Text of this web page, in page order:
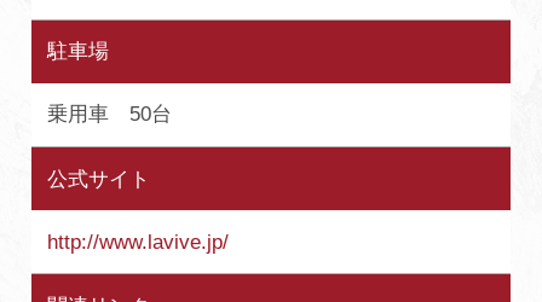
駐車場
乗用車 50台
公式サイト
http://www.lavive.jp/